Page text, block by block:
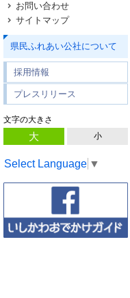
お問い合わせ
サイトマップ
県民ふれあい公社について
採用情報
プレスリリース
文字の大きさ
大 小
Select Language ▼